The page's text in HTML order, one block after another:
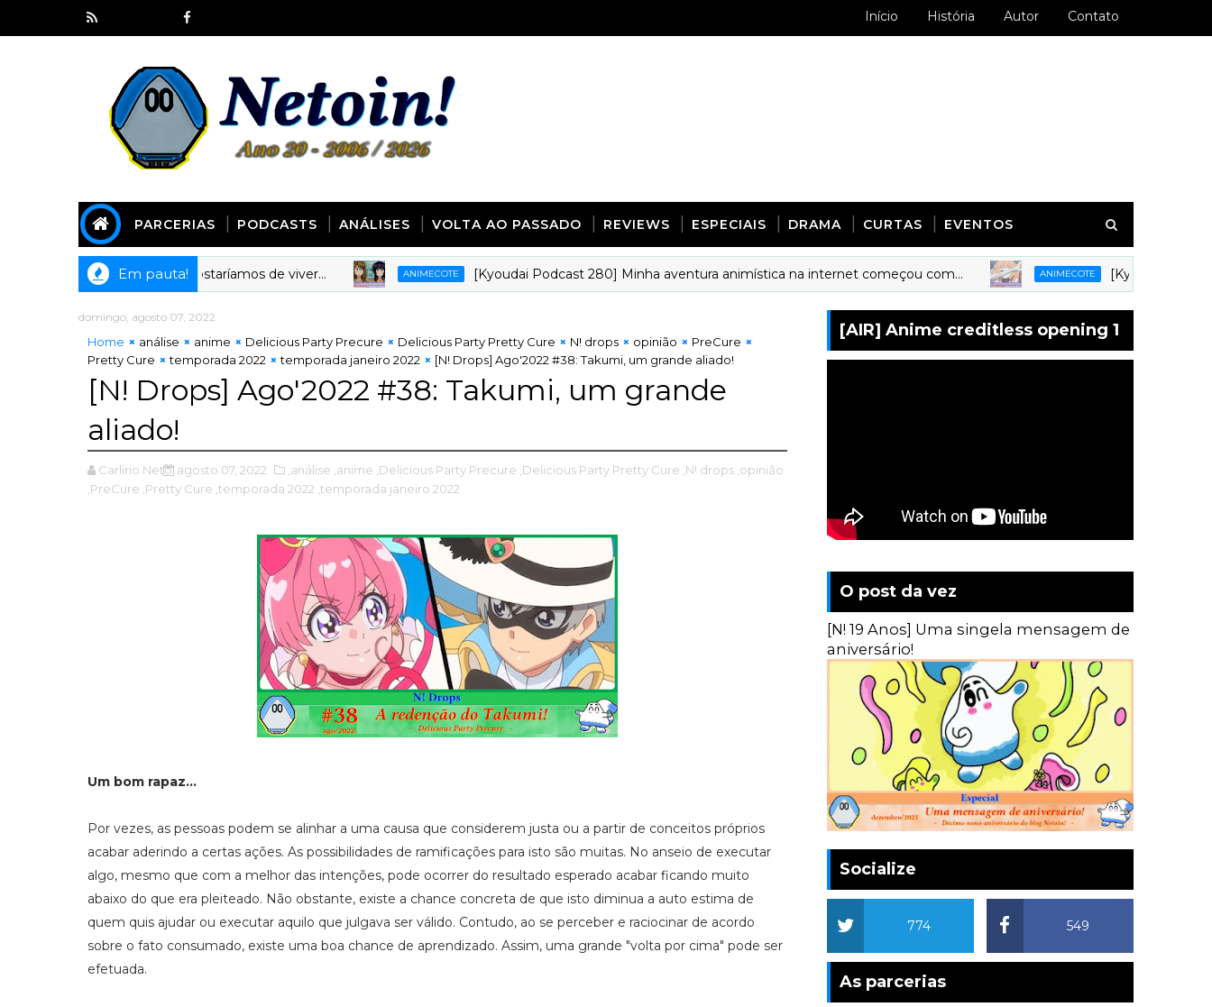
Início História Autor Contato
PARCERIAS PODCASTS ANÁLISES VOLTA AO PASSADO REVIEWS ESPECIAIS DRAMA CURTAS EVENTOS
Em pauta!
Animes em que gostaríamos de viver... ANIMECOTE [Kyoudai Podcast 280] Minha aventura animística na internet começou com... ANIMECOTE [Kyoudai Podcast 279]
domingo, agosto 07, 2022
Home análise anime Delicious Party Precure Delicious Party Pretty Cure N! drops opinião
PreCure
Pretty Cure
temporada 2022 temporada janeiro 2022 [N! Drops] Ago'2022 #38: Takumi, um grande aliado!
[N! Drops] Ago'2022 #38: Takumi, um grande
aliado!
Carlírio Neto agosto 07, 2022 ,análise ,anime ,Delicious Party Precure ,Delicious Party Pretty Cure ,N! drops ,opinião
,PreCure ,Pretty Cure ,temporada 2022 ,temporada janeiro 2022
Um bom rapaz...
Por vezes, as pessoas podem se alinhar a uma causa que considerem justa ou a partir de conceitos próprios
acabar aderindo a certas ações. As possibilidades de ramificações para isto são muitas. No anseio de executar
algo, mesmo que com a melhor das intenções, pode ocorrer do resultado esperado acabar ficando muito
abaixo do que era pleiteado. Não obstante, existe a chance concreta de que isto diminua a auto estima de
quem quis ajudar ou executar aquilo que julgava ser válido. Contudo, ao se perceber e raciocinar de acordo
sobre o fato consumado, existe uma boa chance de aprendizado. Assim, uma grande "volta por cima" pode ser
efetuada.
[AIR] Anime creditless opening 1
O post da vez
[N! 19 Anos] Uma singela mensagem de
aniversário!
Socialize
549
774
As parcerias